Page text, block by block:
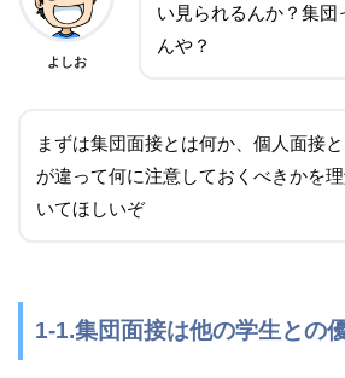
よしお
い見られるんか？集団
んや？
まずは集団面接とは何か、個人面接
が違って何に注意しておくべきかを
いてほしいぞ
1-1.集団面接は他の学生との